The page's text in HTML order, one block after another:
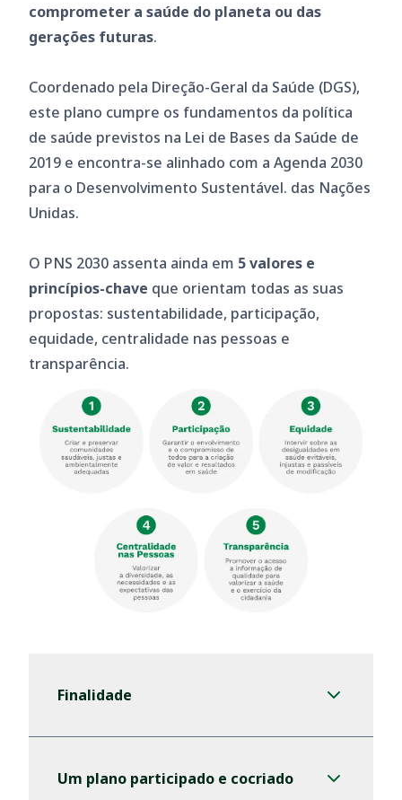
comprometer a saúde do planeta ou das
gerações futuras.
Coordenado pela Direção-Geral da Saúde (DGS),
este plano cumpre os fundamentos da política
de saúde previstos na Lei de Bases da Saúde de
2019 e encontra-se alinhado com a Agenda 2030
para o Desenvolvimento Sustentável. das Nações
Unidas.
O PNS 2030 assenta ainda em 5 valores e
princípios-chave que orientam todas as suas
propostas: sustentabilidade, participação,
equidade, centralidade nas pessoas e
transparência.
Um plano participado e cocriado
Objetivos Estratégicos
Finalidade
Um plano participado e cocriado